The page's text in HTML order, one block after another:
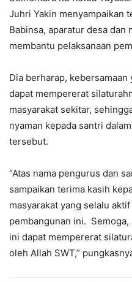
Juhri Yakin menyampaikan
Babinsa, aparatur desa dan
membantu pelaksanaan
Dia berharap,
dapat mempererat
masyarakat sekitar,
nyaman kepada santri
tersebut.
“Atas nama pengurus dan
sampaikan terima kasih
masyarakat yang selalu
pembangunan ini. Semoga,
ini dapat mempererat
oleh Allah SWT,”